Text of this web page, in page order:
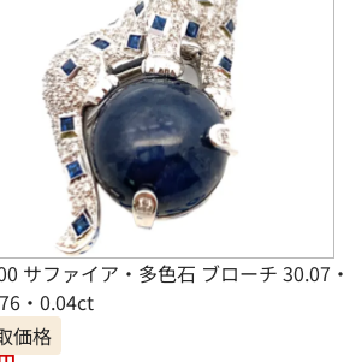
サファイア・多色石 ブローチ 30.07・
・0.04ct
価格